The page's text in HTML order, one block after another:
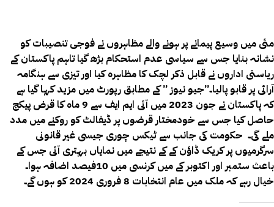
نشانہ بنایا جس سے سیاسی عدم استحکام بڑھ گیا تاہم پاکستان کے
ریاستی اداروں نے قابل ذکر لچک کا مظاہرہ کیا اور تیزی سے ہنگامہ
آرائی پر قابو پالیا۔”جیو نیوز ” کے مطابق رپورٹ میں مزید کہا گیا ہے
کہ پاکستان نے جون 2023 میں آئی ایم ایف سے 9 ماہ کا قرض پیکج
حاصل کیا جس سے خودمختار قرضوں پر ڈیفالٹ کو روکنے میں مدد
ملے گی۔ حکومت کی جانب سے ٹیکس چوری جیسی غیر قانونی
سرگرمیوں پر کریک ڈاؤن کے کے نتیجے میں نمایاں بہتری آئی جس کے
باعث ستمبر اور اکتوبر کے میں کرنسی میں 10فیصد اضافہ ہوا۔
خیال رہے کہ ملک میں عام انتخابات 8 فروری 2024 کو ہوں گے۔